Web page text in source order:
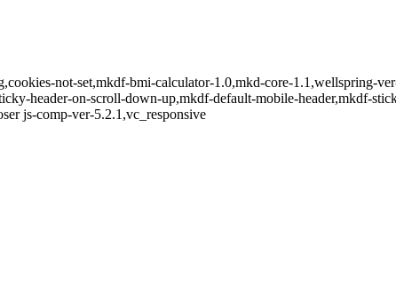
not-set,mkdf-bmi-calculator-1.0,mkd-core-1.1,wellspring-
header-on-scroll-down-up,mkdf-default-mobile-header,mkdf-
js-comp-ver-5.2.1,vc_responsive